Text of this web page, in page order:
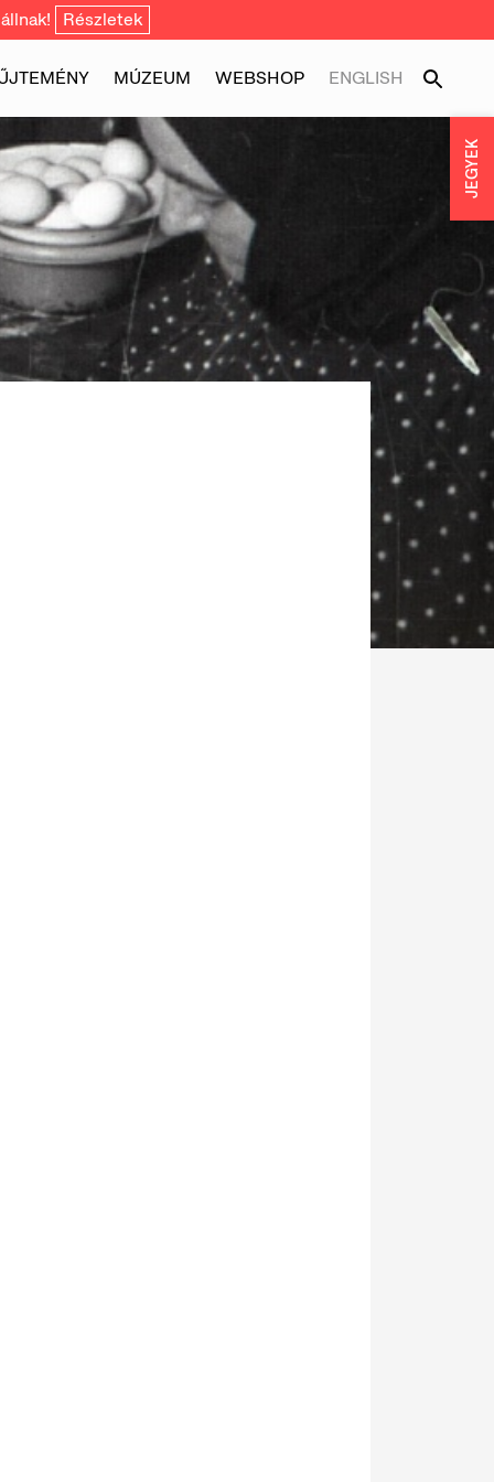
Részletek
MÚZEUM WEBSHOP ENGLISH
JEGYEK